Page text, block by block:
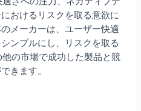
おけるリスクを取る意欲に
メーカーは、ユーザー快適
ンプルにし、リスクを取る
の市場で成功した製品と競
きます。